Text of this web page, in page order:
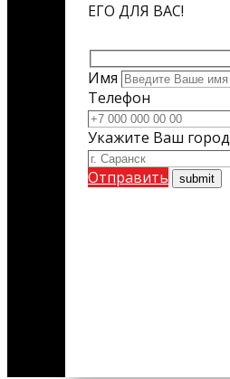
ЕГО ДЛЯ ВАС!
Имя
Телефон
Укажите Ваш город
Отправить